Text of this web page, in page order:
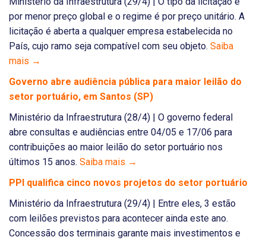
por menor preço global e o regime é por preço unitário. A
licitação é aberta a qualquer empresa estabelecida no
País, cujo ramo seja compatível com seu objeto. Saiba
mais →
Governo abre audiência pública para maior leilão do
setor portuário, em Santos (SP)
Ministério da Infraestrutura (28/4) | O governo federal
abre consultas e audiências entre 04/05 e 17/06 para
contribuições ao maior leilão do setor portuário nos
últimos 15 anos. Saiba mais →
PPI qualifica cinco novos projetos do setor portuário
Ministério da Infraestrutura (29/4) | Entre eles, 3 estão
com leilões previstos para acontecer ainda este ano.
Concessão dos terminais garante mais investimentos e